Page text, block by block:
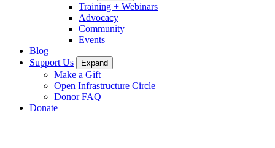
Training + Webinars
Advocacy
Community
Events
Blog
Support Us
Expand
Make a Gift
Open Infrastructure Circle
Donor FAQ
Donate